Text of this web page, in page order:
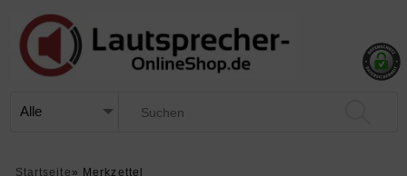
Startseite » Merkzettel